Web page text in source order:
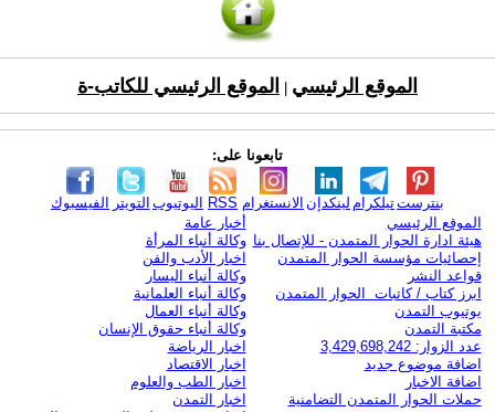
الموقع الرئيسي الموقع الرئيسي للكاتب-ة
تابعونا على:
الفيسبوك التويتر اليوتيوب RSS الانستغرام لينكدإن تيلكرامبنترست
الموقع الرئيسي
هيئة ادارة الحوار المتمدن - للإتصال بنا
إحصائيات مؤسسة الحوار المتمدن
قواعد النشر
ابرز كتاب / كاتبات الحوار المتمدن
يوتيوب التمدن
مكتبة التمدن
عدد الزوار: 3,429,698,242
اضافة موضوع جديد
اضافة الاخبار
حملات الحوار المتمدن التضامنية
أخبار عامة
وكالة أنباء المرأة
اخبار الأدب والفن
وكالة أنباء اليسار
وكالة أنباء العلمانية
وكالة أنباء العمال
وكالة أنباء حقوق الإنسان
اخبار الرياضة
اخبار الاقتصاد
اخبار الطب والعلوم
اخبار التمدن